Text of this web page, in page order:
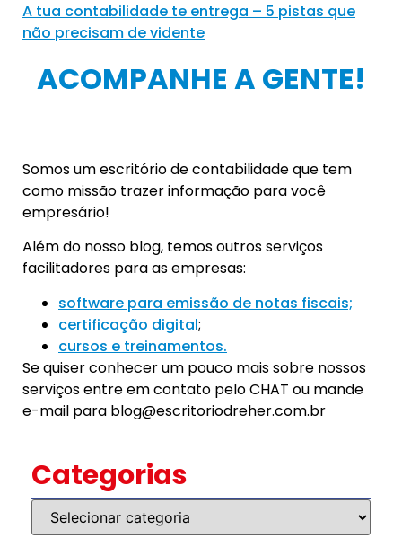
A tua contabilidade te entrega – 5 pistas que
não precisam de vidente
ACOMPANHE A GENTE!
Somos um escritório de contabilidade que tem
como missão trazer informação para você
empresário!
Além do nosso blog, temos outros serviços
facilitadores para as empresas:
software para emissão de notas fiscais;
certificação digital;
cursos e treinamentos.
Se quiser conhecer um pouco mais sobre nossos
serviços entre em contato pelo CHAT ou mande
e-mail para blog@escritoriodreher.com.br
Categorias